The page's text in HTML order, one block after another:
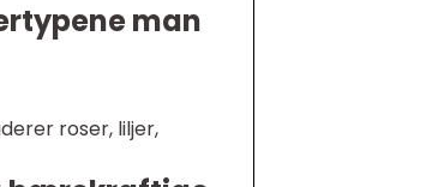
man
roser, liljer,